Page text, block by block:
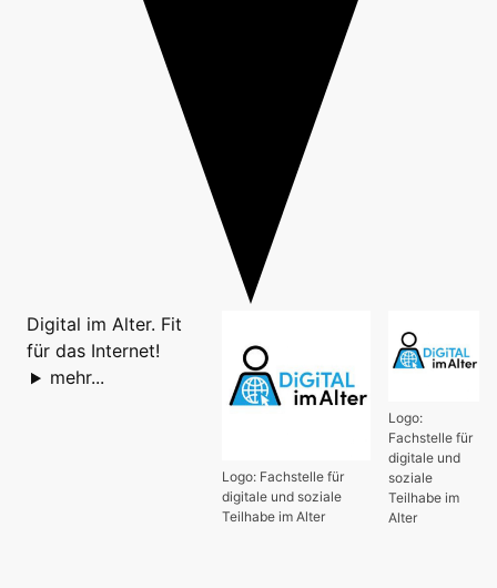
Logo:
Fachstelle für
digitale und
soziale
Teilhabe im
Alter
Logo: Fachstelle für
digitale und soziale
Teilhabe im Alter
Digital im Alter. Fit
für das Internet!
mehr...